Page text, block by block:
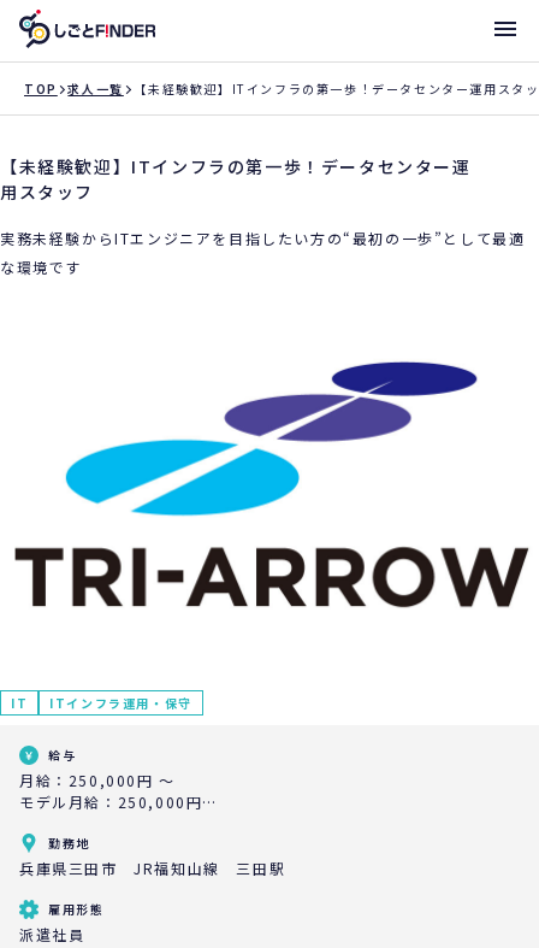
メニ
新着求人
トライアローへ登録
TOP 求人一覧 【未経験歓迎】ITインフラの第一歩！データセンター運用スタ
【未経験歓迎】ITインフラの第一歩！データセンター運
用スタッフ
実務未経験からITエンジニアを目指したい方の“最初の一歩”として最適
な環境です
IT ITインフラ運用・保守
給与
月給：250,000円 ～
モデル月給：250,000円
勤務地
兵庫県三田市 JR福知山線 三田駅
雇用形態
派遣社員